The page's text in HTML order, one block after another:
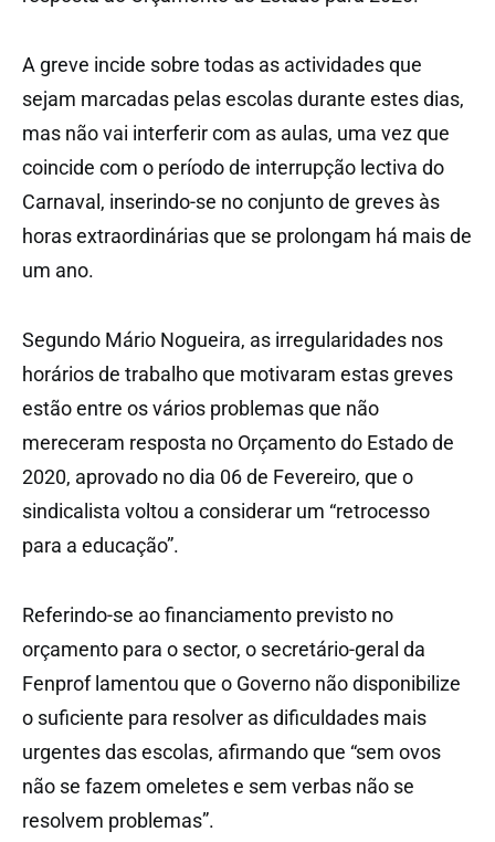
A greve incide sobre todas as actividades que
sejam marcadas pelas escolas durante estes dias,
mas não vai interferir com as aulas, uma vez que
coincide com o período de interrupção lectiva do
Carnaval, inserindo-se no conjunto de greves às
horas extraordinárias que se prolongam há mais de
um ano.
Segundo Mário Nogueira, as irregularidades nos
horários de trabalho que motivaram estas greves
estão entre os vários problemas que não
mereceram resposta no Orçamento do Estado de
2020, aprovado no dia 06 de Fevereiro, que o
sindicalista voltou a considerar um “retrocesso
para a educação”.
Referindo-se ao financiamento previsto no
orçamento para o sector, o secretário-geral da
Fenprof lamentou que o Governo não disponibilize
o suficiente para resolver as dificuldades mais
urgentes das escolas, afirmando que “sem ovos
não se fazem omeletes e sem verbas não se
resolvem problemas”.